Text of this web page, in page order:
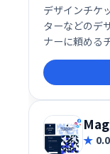
デザインチケ
ターなどのデ
ナーに頼める
0.0